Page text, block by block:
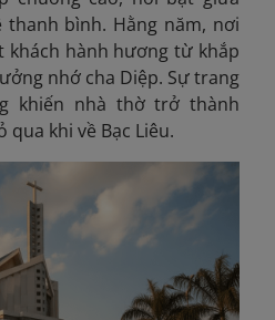
thanh bình. Hằng năm, nơi
khách hành hương từ khắp
nhớ cha Diệp. Sự trang
khiến nhà thờ trở thành
khi về Bạc Liêu.